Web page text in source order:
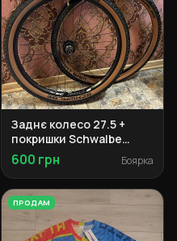
Заднє колесо 27.5 +
покришки Schwalbe
Smart Sam + обід
Weinmann
600 грн Боярка
ПРОДАМ